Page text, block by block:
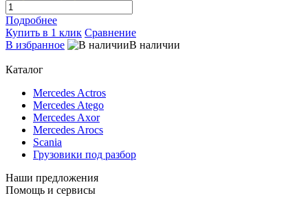
Подробнее
Купить в 1 клик Сравнение
В избранное
В наличии
Каталог
Mercedes Actros
Mercedes Atego
Mercedes Axor
Mercedes Arocs
Scania
Грузовики под разбор
Наши предложения
Помощь и сервисы